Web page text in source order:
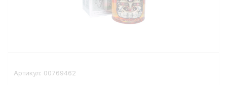
Артикул: 00769462